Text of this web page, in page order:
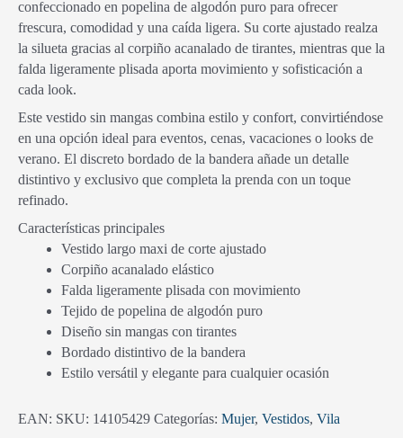
confeccionado en popelina de algodón puro para ofrecer
frescura, comodidad y una caída ligera. Su corte ajustado realza
la silueta gracias al corpiño acanalado de tirantes, mientras que la
falda ligeramente plisada aporta movimiento y sofisticación a
cada look.
Este vestido sin mangas combina estilo y confort, convirtiéndose
en una opción ideal para eventos, cenas, vacaciones o looks de
verano. El discreto bordado de la bandera añade un detalle
distintivo y exclusivo que completa la prenda con un toque
refinado.
Características principales
Vestido largo maxi de corte ajustado
Corpiño acanalado elástico
Falda ligeramente plisada con movimiento
Tejido de popelina de algodón puro
Diseño sin mangas con tirantes
Bordado distintivo de la bandera
Estilo versátil y elegante para cualquier ocasión
EAN: SKU: 14105429 Categorías: Mujer, Vestidos, Vila